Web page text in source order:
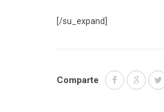
[/su_expand]
Comparte